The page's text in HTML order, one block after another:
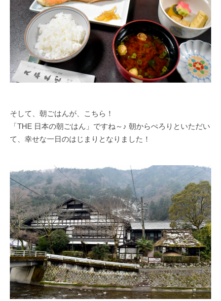
そして、朝ごはんが、こちら！
「THE 日本の朝ごはん」ですね～♪ 朝からぺろりといただい
て、幸せな一日のはじまりとなりました！